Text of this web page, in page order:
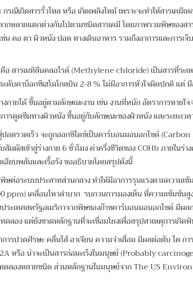
กิดสารรั่วไหล หรือ เกิดเพลิงไหม้ เพราะจะทำให้สารเคมี
กหลายแตกต่างกันไปตามชนิดสารเคมี โดยภาพรวมพิษของ
คอ ตา ผิวหนัง ปอด ทางเดินอาหาร รวมถึงอาการและการ
รเมทิลีนคลอไรด์ (Methylene chloride) เป็นสารที่ระเ
บคาบ็อกซีเฮโมโกลบิน 2-8 % ไม่มีอาการหัวใจผิดปกติ แต่ มี
ได้ ขึ้นอยู่ตามลักษณะงาน เช่น งานที่หนัก อัตราการหายใ
ารดูดซึมทางผิวหนัง ขึ้นอยู่กับลักษณะของผิวหนัง และระยะเว
ดรวดเร็ว จะถูกออกซิไดซ์เป็นคาร์บอนมอนอกไซด์
สเข้าสู่ร่างกาย 6 ชั่วโมง ค่าครึ่งชีวิตของ COHb ภายในร่
ยบพลันและเรื้อรัง ขออธิบายโดยสรุปดังนี้
ต่อระบบประสาทส่วนกลาง ทำให้มีอาการรุนแรงตามความเ
เคลื่อนไหวลำบาก รบกวนการมองเห็น ที่ความเข้มข้
ะเทศสหรัฐอเมริกาจากพิษของก๊าซคาร์บอนมอนอกไซด์ มีผ
ง แต่ยังขาดหลักฐานที่จะเชื่อมโยงเพื่อสรุปสาเหตุการเกิ
รปวดศีรษะ คลื่นไส้ อาเจียน ความจำเสื่อม มีผลต่อตับ ไต ก
2A หรือ น่าจะเป็นสารก่อมะเร็งในมนุษย์ (Probably
ทดลองหลายชนิด ส่วนหลักฐานในมนุษย์จาก The US